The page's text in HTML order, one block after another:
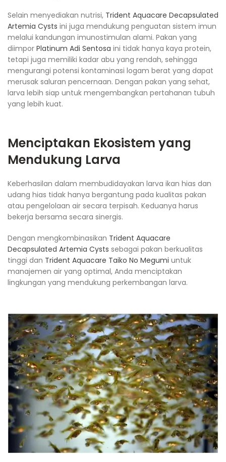
Selain menyediakan nutrisi, Trident Aquacare Decapsulated
Artemia Cysts ini juga mendukung penguatan sistem imun
melalui kandungan imunostimulan alami. Pakan yang
diimpor Platinum Adi Sentosa ini tidak hanya kaya protein,
tetapi juga memiliki kadar abu yang rendah, sehingga
mengurangi potensi kontaminasi logam berat yang dapat
merusak saluran pencernaan. Dengan pakan yang sehat,
larva lebih siap untuk mengembangkan pertahanan tubuh
yang lebih kuat.
Menciptakan Ekosistem yang
Mendukung Larva
Keberhasilan dalam membudidayakan larva ikan hias dan
udang hias tidak hanya bergantung pada kualitas pakan
atau pengelolaan air secara terpisah. Keduanya harus
bekerja bersama secara sinergis.
Dengan mengkombinasikan Trident Aquacare
Decapsulated Artemia Cysts sebagai pakan berkualitas
tinggi dan Trident Aquacare Taiko No Megumi untuk
manajemen air yang optimal, Anda menciptakan
lingkungan yang mendukung perkembangan larva.